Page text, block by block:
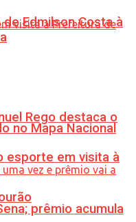
Rego destaca o
esporte em visita à
Edmilson Costa à
no Mapa Nacional
prêmio acumula